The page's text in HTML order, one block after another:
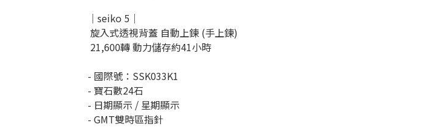
｜seiko 5｜
旋入式透視背蓋 自動上鍊 (手上鍊)
21,600轉 動力儲存約41小時
- 國際號：SSK033K1
- 寶石數24石
- 日期顯示 / 星期顯示
- GMT雙時區指針